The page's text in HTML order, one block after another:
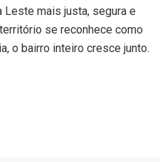
mais justa, segura e
se reconhece como
o bairro inteiro cresce junto.